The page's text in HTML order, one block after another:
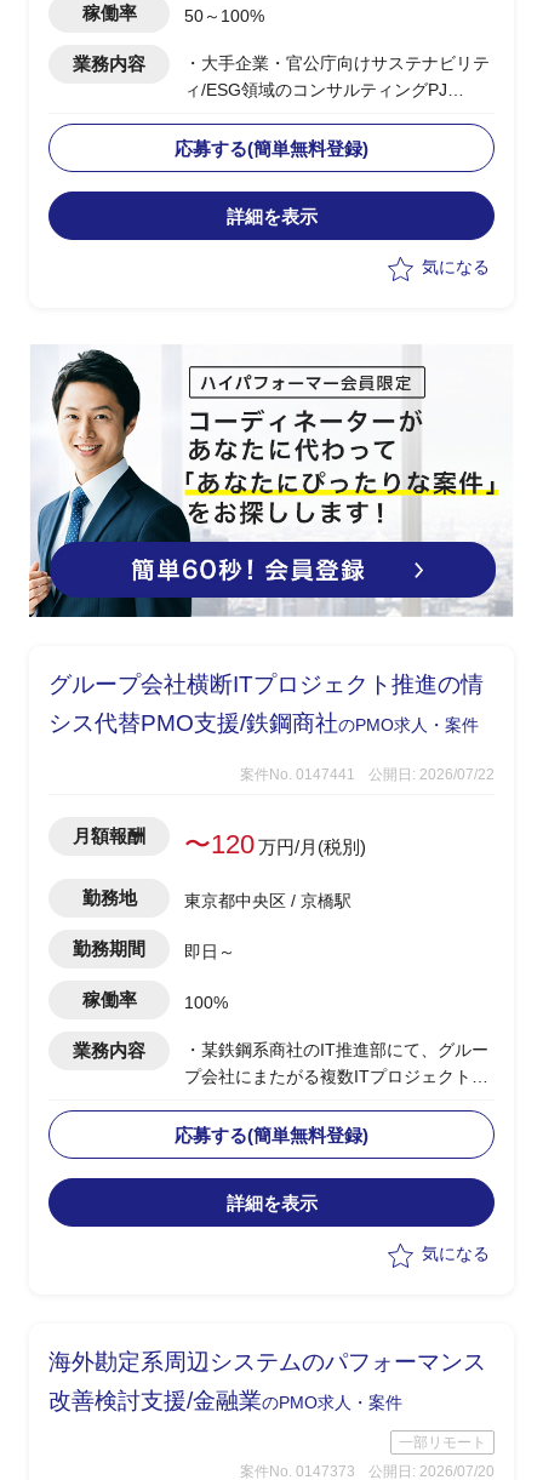
稼働率 50～100%
業務内容
・大手企業・官公庁向けサステナビリテ
ィ/ESG領域のコンサルティングPJ
案・構想策定から実行まで一気通貫でリ
ード
・CSRD・ISSB・SSBJ等の開示・規制
対応支援およびコンサルティング
ル/WBS管理、課題管理、顧客伴走
応募する(簡単無料登録)
詳細を表示
気になる
グループ会社横断ITプロジェクト推進の情
シス代替PMO支援/鉄鋼商社のPMO求人・案件
案件No. 0147441 公開日: 2026/07/22
月額報酬 〜120万円/月(税別)
勤務地 東京都中央区 / 京橋駅
勤務期間 即日～
稼働率 100%
業務内容
・某鉄鋼系商社のIT推進部にて、グルー
プ会社にまたがる複数ITプロジェクトの
側PMO
・グループ会社IT担当やベンダーとの定
例MTG実施、各社案件の進捗把握・整理
・本社IT推進部への報告資料（進捗サマ
・ベンダー／グループ会社間の調整事項
・プロジェクト計画書・WBS・スケジュ
ール管理の主体的な運用、予算・コスト
応募する(簡単無料登録)
詳細を表示
気になる
海外勘定系周辺システムのパフォーマンス
改善検討支援/金融業のPMO求人・案件
一部リモート
案件No. 0147373
公開日: 2026/07/20